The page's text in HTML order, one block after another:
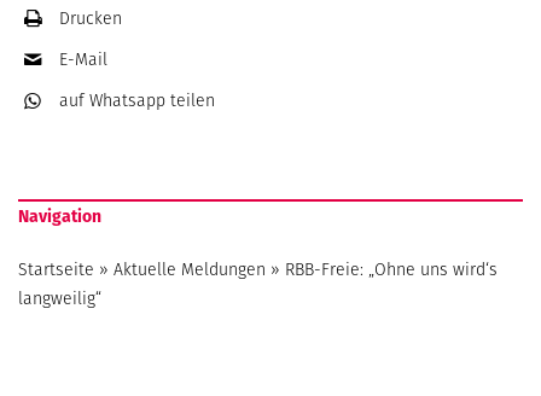
Drucken
E-Mail
auf Whatsapp teilen
Navigation
Startseite » Aktuelle Meldungen » RBB-Freie: „Ohne uns wird‘s
langweilig“